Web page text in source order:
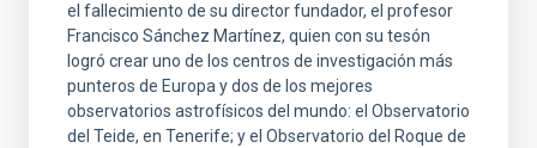
el fallecimiento de su director fundador, el profesor
Francisco Sánchez Martínez, quien con su tesón
logró crear uno de los centros de investigación más
punteros de Europa y dos de los mejores
observatorios astrofísicos del mundo: el Observatorio
del Teide, en Tenerife; y el Observatorio del Roque de